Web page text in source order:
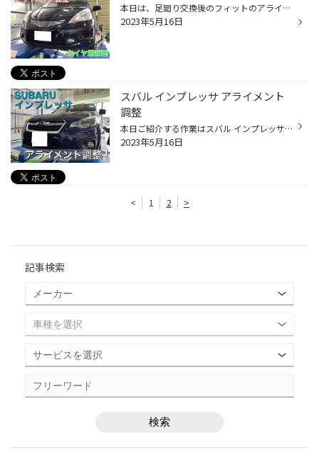
本日は、足廻り交換後のフィットのアライメント調整のご紹介です。 車高調やダウンサス、ショック交換などの足廻り部品を交換するとほとんどの場合アライメントが狂います。 数値が狂った状態で走るとタイヤが片減りしてしまったり、ハンドルが真っ直ぐなのに曲がって走ってしまうなどの現象が起き...
2023年5月16日
スバル インプレッサ アライメント
調整
本日ご紹介する作業はスバル インプレッサのアライメント調整作業です。 今回は定期的なアライメント調整という事でお客様からご依頼がありました。 ↓ こちらが測定結果です。右後のトウ軸が基準値からズレており、赤くなっているのがわかります。 ↓ しっかりアライメント調整をさせていただき、作...
2023年5月16日
< 1 2 >
記事検索